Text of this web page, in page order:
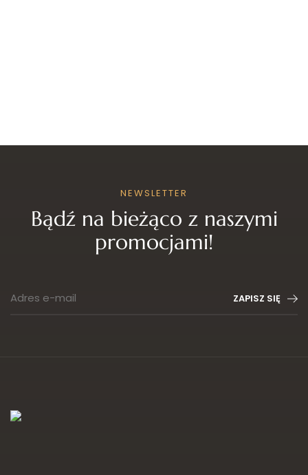
NEWSLETTER
Bądź na bieżąco z naszymi
promocjami!
ZAPISZ SIĘ